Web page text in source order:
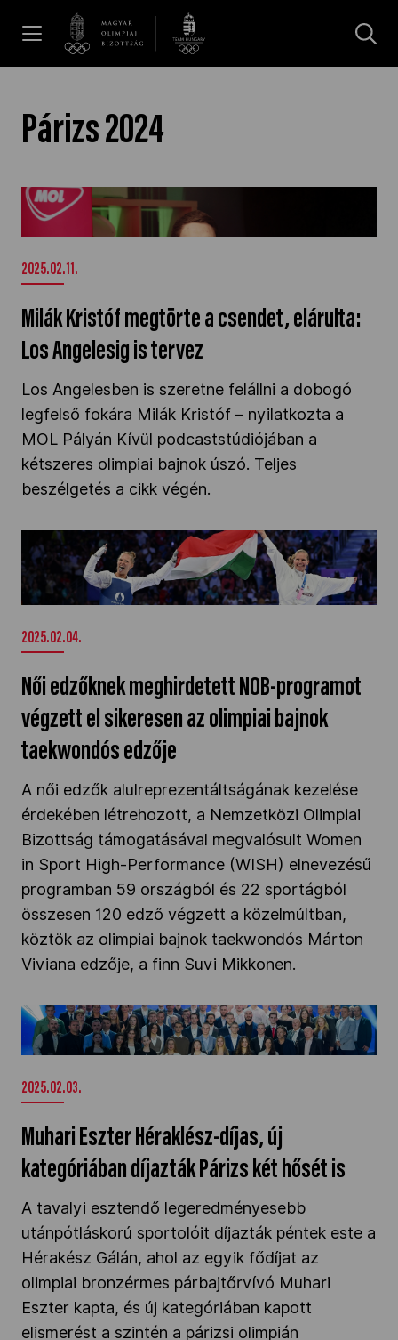
Dakar 2026
MOB
Kettőskarrier-program
NOB
Társszervezetek
OVEP
Adatbank
Párizs 2024
Milák Kristóf megtörte a csendet, elárulta: Los
Angelesig is tervez" />
2025.02.11.
Milák Kristóf megtörte a csendet, elárulta:
Los Angelesig is tervez
Los Angelesben is szeretne felállni a dobogó
legfelső fokára Milák Kristóf – nyilatkozta a
MOL Pályán Kívül podcaststúdiójában a
kétszeres olimpiai bajnok úszó. Teljes
beszélgetés a cikk végén.
Női edzőknek meghirdetett NOB-programot
végzett el sikeresen az olimpiai bajnok
taekwondós edzője" />
2025.02.04.
Női edzőknek meghirdetett NOB-programot
végzett el sikeresen az olimpiai bajnok
taekwondós edzője
A női edzők alulreprezentáltságának kezelése
érdekében létrehozott, a Nemzetközi Olimpiai
Bizottság támogatásával megvalósult Women
in Sport High-Performance (WISH) elnevezésű
programban 59 országból és 22 sportágból
összesen 120 edző végzett a közelmúltban,
köztök az olimpiai bajnok taekwondós Márton
Viviana edzője, a finn Suvi Mikkonen.
Muhari Eszter Héraklész-díjas, új kategóriában
díjazták Párizs két hősét is" />
2025.02.03.
Muhari Eszter Héraklész-díjas, új
kategóriában díjazták Párizs két hősét is
A tavalyi esztendő legeredményesebb
utánpótláskorú sportolóit díjazták péntek este a
Hérakész Gálán, ahol az egyik fődíjat az
olimpiai bronzérmes párbajtőrvívó Muhari
Eszter kapta, és új kategóriában kapott
elismerést a szintén a párizsi olimpián